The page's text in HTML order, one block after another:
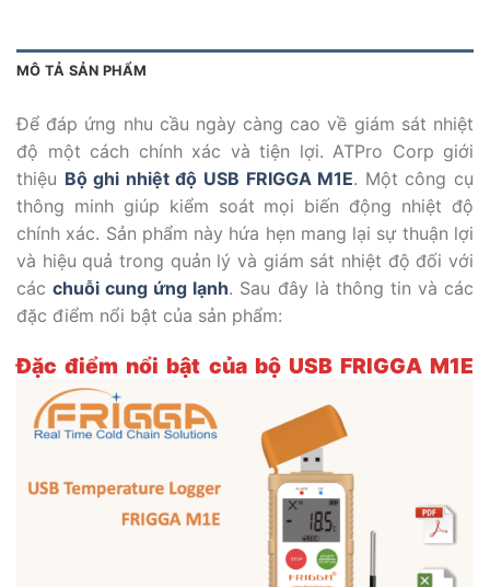
MÔ TẢ SẢN PHẨM
Để đáp ứng nhu cầu ngày càng cao về giám sát nhiệt
độ một cách chính xác và tiện lợi. ATPro Corp giới
thiệu Bộ ghi nhiệt độ USB FRIGGA M1E. Một công cụ
thông minh giúp kiểm soát mọi biến động nhiệt độ
chính xác. Sản phẩm này hứa hẹn mang lại sự thuận lợi
và hiệu quả trong quản lý và giám sát nhiệt độ đối với
cácchuỗi cung ứng lạnh. Sau đây là thông tin và các
đặc điểm nổi bật của sản phẩm:
Đặc điểm nổi bật của bộ USB FRIGGA M1E